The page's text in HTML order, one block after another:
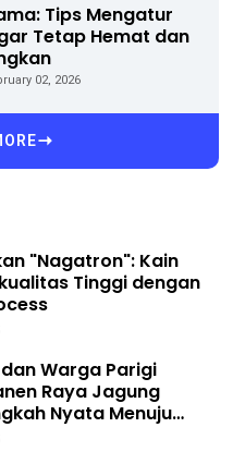
Tips Mengatur
Tetap Hemat dan
02, 2026
"Nagatron": Kain
Tinggi dengan
Warga Parigi
Raya Jagung
Nyata Menuju
Pangan